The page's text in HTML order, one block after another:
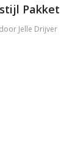
Pakket
door Jelle Drijver